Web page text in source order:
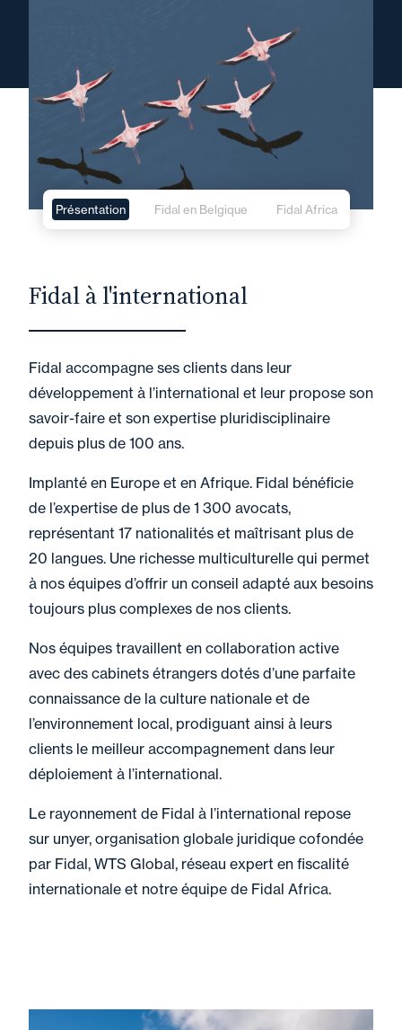
Présentation Fidal en Belgique Fidal Africa
Fidal à l'international
Fidal accompagne ses clients dans leur
développement à l’international et leur propose son
savoir-faire et son expertise pluridisciplinaire
depuis plus de 100 ans.
Implanté en Europe et en Afrique. Fidal bénéficie
de l’expertise de plus de 1 300 avocats,
représentant 17 nationalités et maîtrisant plus de
20 langues. Une richesse multiculturelle qui permet
à nos équipes d’offrir un conseil adapté aux besoins
toujours plus complexes de nos clients.
Nos équipes travaillent en collaboration active
avec des cabinets étrangers dotés d’une parfaite
connaissance de la culture nationale et de
l’environnement local, prodiguant ainsi à leurs
clients le meilleur accompagnement dans leur
déploiement à l’international.
Le rayonnement de Fidal à l’international repose
sur unyer, organisation globale juridique cofondée
par Fidal, WTS Global, réseau expert en fiscalité
internationale et notre équipe de Fidal Africa.